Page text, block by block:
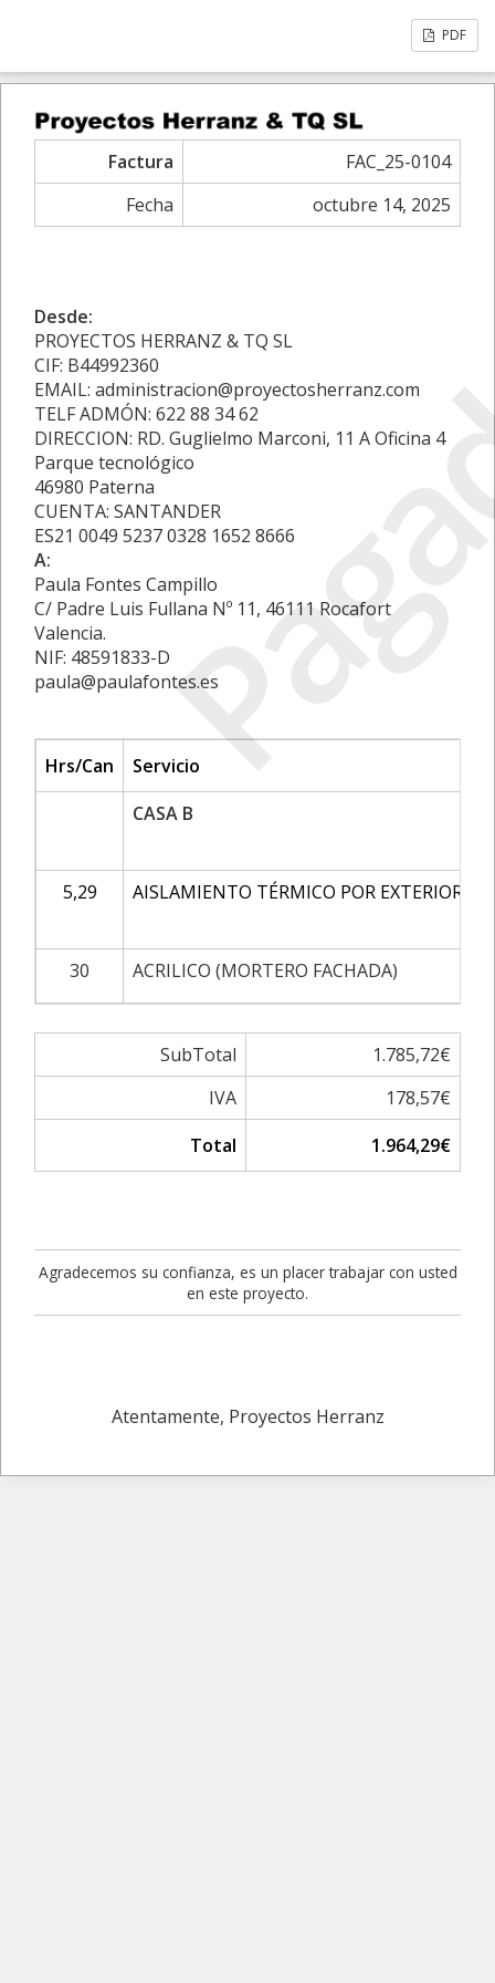
PDF
Factura
FAC_25-0104
Fecha
octubre 14, 2025
Desde:
PROYECTOS HERRANZ & TQ SL
CIF: B44992360
EMAIL: administracion@proyectosherranz.com
TELF ADMÓN: 622 88 34 62
DIRECCION: RD. Guglielmo Marconi, 11 A Oficina 4
Parque tecnológico
46980 Paterna
CUENTA: SANTANDER
ES21 0049 5237 0328 1652 8666
A:
Paula Fontes Campillo
C/ Padre Luis Fullana Nº 11, 46111 Rocafort
Valencia.
NIF: 48591833-D
paula@paulafontes.es
Hrs/Can
Servicio
CASA B
5,29 AISLAMIENTO TÉRMICO POR EXTERIOR
30 ACRILICO (MORTERO FACHADA)
SubTotal
1.785,72€
IVA
178,57€
Total
1.964,29€
Agradecemos su confianza, es un placer trabajar con usted
en este proyecto.
Atentamente, Proyectos Herranz